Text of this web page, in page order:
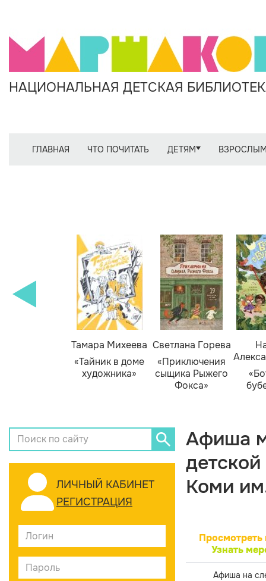
НАЦИОНАЛЬНАЯ ДЕТСКАЯ
ГЛАВНАЯ ЧТО ПОЧИТАТЬ ДЕТЯМ
Тамара Михеева
«Тайник в доме
художника»
Светлана Горева
«Приключения
сыщика Рыжего
Фокса»
ЛИЧНЫЙ КАБИНЕТ
РЕГИСТРАЦИЯ
Афиша
Коми
Просмотреть
Узнать
Афиша на